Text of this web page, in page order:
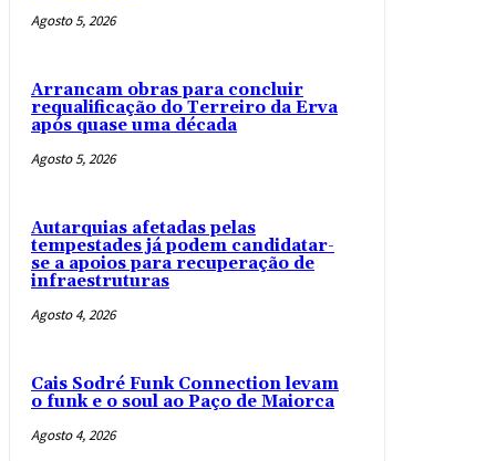
Agosto 5, 2026
Arrancam obras para concluir
requalificação do Terreiro da Erva
após quase uma década
Agosto 5, 2026
Autarquias afetadas pelas
tempestades já podem candidatar-
se a apoios para recuperação de
infraestruturas
Agosto 4, 2026
Cais Sodré Funk Connection levam
o funk e o soul ao Paço de Maiorca
Agosto 4, 2026